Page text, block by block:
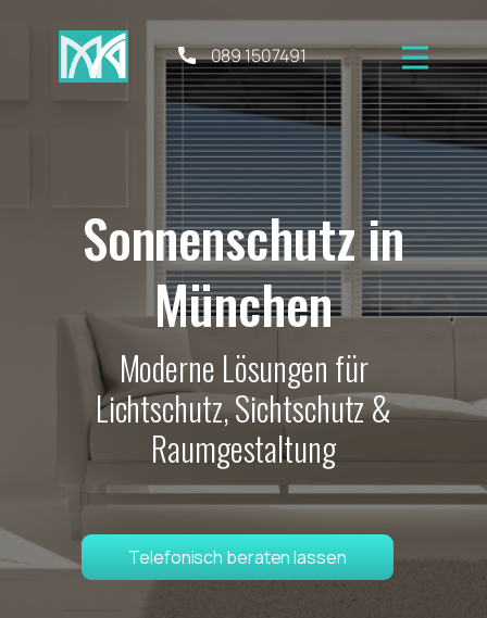
089 1507491
Sonnenschutz in
München
Moderne Lösungen für
Lichtschutz, Sichtschutz &
Raumgestaltung
Telefonisch beraten lassen